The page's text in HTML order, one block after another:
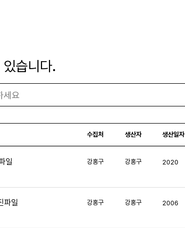
습니다.
수집처 생산자 생산일자
일 강홍구 강홍구 2020
파일 강홍구 강홍구 2006